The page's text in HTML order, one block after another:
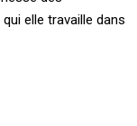
elle travaille dans